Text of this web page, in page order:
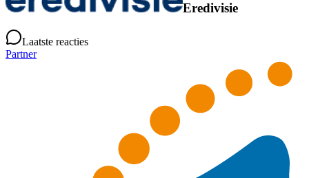
Eredivisie
Laatste reacties
Partner